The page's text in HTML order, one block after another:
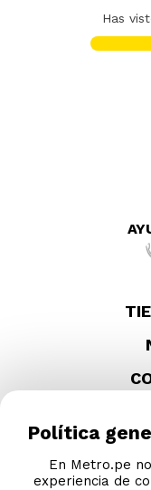
Has
Política
En Metro.pe
experiencia de